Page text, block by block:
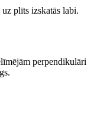
plīts izskatās labi.
perpendikulāri